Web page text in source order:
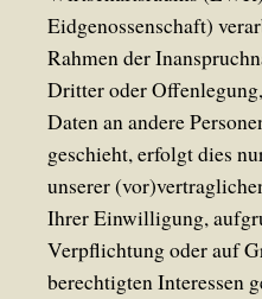
Eidgenossenschaft)
Rahmen der
Dritter oder
Daten an andere
geschieht, erfolgt dies
unserer
Ihrer Einwilligung,
Verpflichtung oder auf
berechtigten Interessen